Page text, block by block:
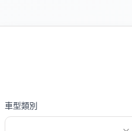
車型類別